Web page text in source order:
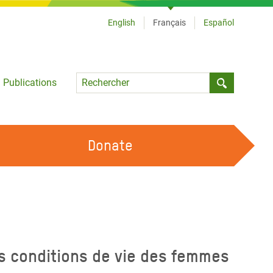
Publications
Language
English Français Español
Donate
conditions de vie des femmes